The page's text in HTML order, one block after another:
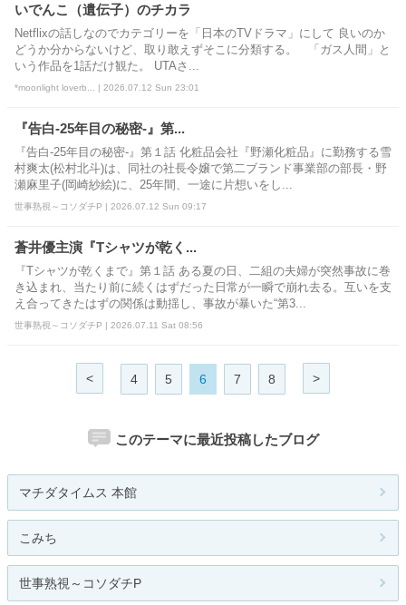
いでんこ（遺伝子）のチカラ
Netflixの話しなのでカテゴリーを「日本のTVドラマ」にして 良いのか
どうか分からないけど、取り敢えずそこに分類する。 「ガス人間」と
いう作品を1話だけ観た。 UTAさ...
*moonlight loverb... | 2026.07.12 Sun 23:01
『告白-25年目の秘密-』第...
『告白-25年目の秘密-』第１話 化粧品会社『野瀬化粧品』に勤務する雪
村爽太(松村北斗)は、同社の社長令嬢で第二ブランド事業部の部長・野
瀬麻里子(岡崎紗絵)に、25年間、一途に片想いをし...
世事熟視～コソダチP | 2026.07.12 Sun 09:17
蒼井優主演『Tシャツが乾く...
『Tシャツが乾くまで』第１話 ある夏の日、二組の夫婦が突然事故に巻
き込まれ、当たり前に続くはずだった日常が一瞬で崩れ去る。互いを支
え合ってきたはずの関係は動揺し、事故が暴いた“第3...
世事熟視～コソダチP | 2026.07.11 Sat 08:56
< 4 5 6 7 8 >
このテーマに最近投稿したブログ
マチダタイムス 本館
こみち
世事熟視～コソダチP